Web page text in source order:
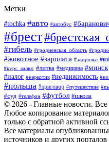
Метки
#tochka #авто #автобус
#брест
#гибель #гродненская_область #гродно
#животное #зарплата #здоровье
#курс_валют #литва #медицина #минск
#налог #наркотик #недвижимость
#польша #приговор #путешествие
#суд #телефон #футбол #школа
© 2026 - Главные новости.
Любое копирование
только с обратной активной
Все материалы
источников и других порталов